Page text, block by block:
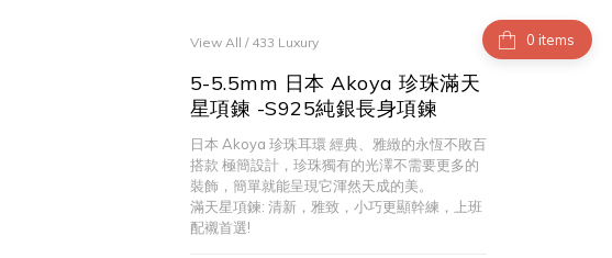
items
View All / 433 Luxury
5-5.5mm 日本 Akoya 珍珠滿天
星項鍊 -S925純銀長身項鍊
日本 Akoya 珍珠耳環 經典、雅緻的永恆不敗百
搭款 極簡設計，珍珠獨有的光澤不需要更多的
裝飾，簡單就能呈現它渾然天成的美。
滿天星項鍊: 清新，雅致，小巧更顯幹練，上班
配襯首選!